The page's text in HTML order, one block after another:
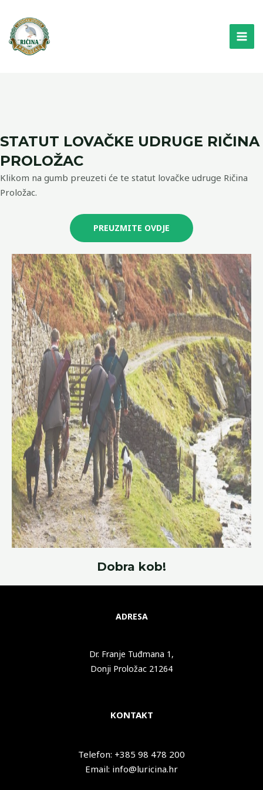
content
STATUT LOVAČKE UDRUGE RIČINA
PROLOŽAC
Klikom na gumb preuzeti će te statut lovačke udruge Ričina
Proložac.
PREUZMITE OVDJE
Dobra kob!
ADRESA
Dr. Franje Tuđmana 1,
Donji Proložac 21264
KONTAKT
Telefon: +385 98 478 200
Email: info@luricina.hr